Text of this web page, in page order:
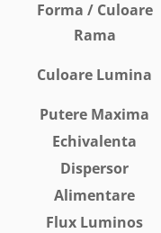
Forma / Culoare
Rama
Culoare Lumina
Putere Maxima
Echivalenta
Dispersor
Alimentare
Flux Luminos